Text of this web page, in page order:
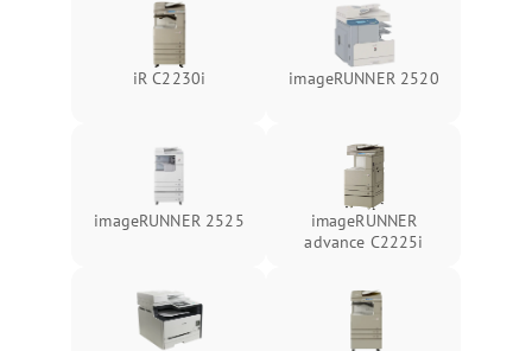
iR C2230i imageRUNNER 2520
imageRUNNER 2525
imageRUNNER
advance C2225i